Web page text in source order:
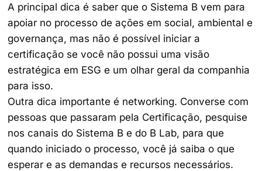
A principal dica é saber que o Sistema B vem para
apoiar no processo de ações em social, ambiental e
governança, mas não é possível iniciar a
certificação se você não possui uma visão
estratégica em ESG e um olhar geral da companhia
para isso.
Outra dica importante é networking. Converse com
pessoas que passaram pela Certificação, pesquise
nos canais do Sistema B e do B Lab, para que
quando iniciado o processo, você já saiba o que
esperar e as demandas e recursos necessários.